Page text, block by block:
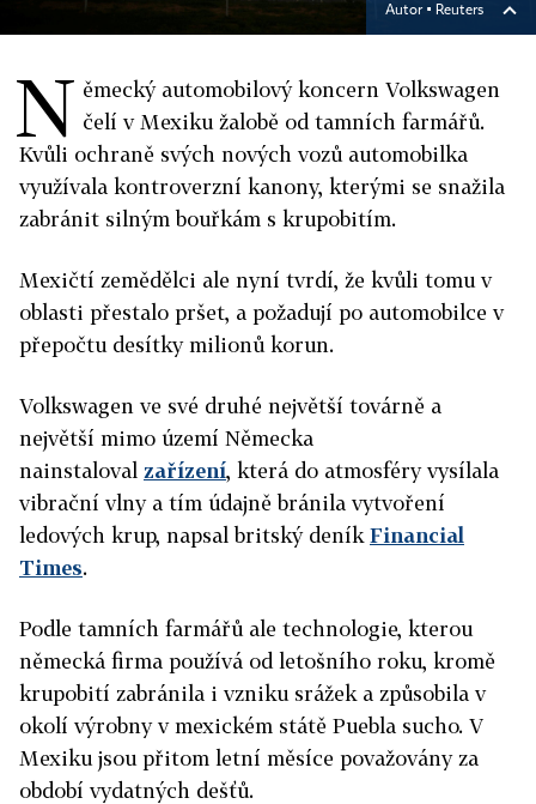
Autor ▪ Reuters
N ěmecký automobilový koncern Volkswagen
čelí v Mexiku žalobě od tamních farmářů.
Kvůli ochraně svých nových vozů automobilka
využívala kontroverzní kanony, kterými se snažila
zabránit silným bouřkám s krupobitím.
Mexičtí zemědělci ale nyní tvrdí, že kvůli tomu v
oblasti přestalo pršet, a požadují po automobilce v
přepočtu desítky milionů korun.
Volkswagen ve své druhé největší továrně a
největší mimo území Německa
nainstaloval zařízení, která do atmosféry vysílala
vibrační vlny a tím údajně bránila vytvoření
ledových krup, napsal britský deník Financial
Times.
Podle tamních farmářů ale technologie, kterou
německá firma používá od letošního roku, kromě
krupobití zabránila i vzniku srážek a způsobila v
okolí výrobny v mexickém státě Puebla sucho. V
Mexiku jsou přitom letní měsíce považovány za
období vydatných dešťů.